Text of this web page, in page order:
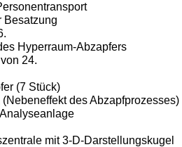
Besatzung
Hyperraum-Abzapfers
24.
(7 Stück)
des Abzapf­prozesses)
mit 3-D-Darstellungskugel